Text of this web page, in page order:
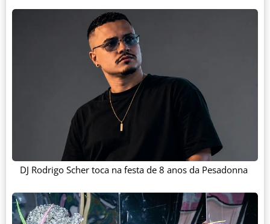
DJ Rodrigo Scher toca na festa de 8 anos da Pesadonna